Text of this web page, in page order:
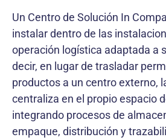
Un Centro de Solución In
instalar dentro de las
operación logística adaptada a
decir, en lugar de trasladar
productos a un centro externo,
centraliza en el propio espacio
integrando procesos de
empaque, distribución y